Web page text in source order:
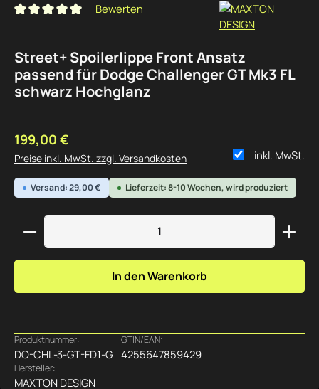
Durchschnittliche Bewertung von 0 von 5 Sternen
Bewerten
Street+ Spoilerlippe Front Ansatz
passend für Dodge Challenger GT Mk3 FL
schwarz Hochglanz
Regulärer Preis:
199,00 €
inkl. MwSt.
Preise inkl. MwSt. zzgl. Versandkosten
Versand: 29,00 € Lieferzeit: 8-10 Wochen, wird produziert
Produkt Anzahl: Gib den gewünschten Wert ein
In den Warenkorb
Produktnummer:
DO-CHL-3-GT-FD1-G
GTIN/EAN:
4255647859429
Hersteller:
MAXTON DESIGN